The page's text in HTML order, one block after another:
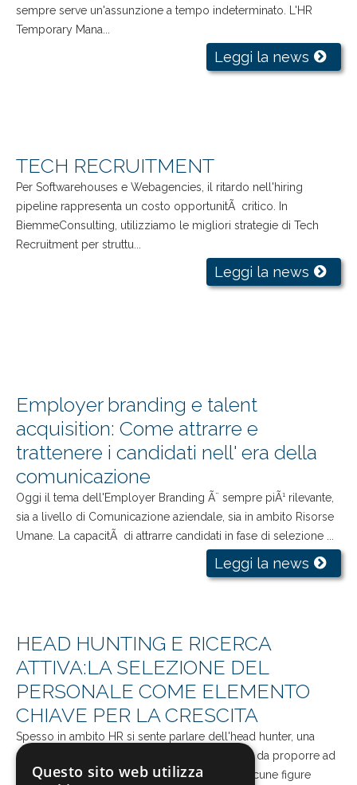
sempre serve un'assunzione a tempo indeterminato. L'HR
Temporary Mana...
Leggi la news
TECH RECRUITMENT
Per Softwarehouses e Webagencies, il ritardo nell'hiring
pipeline rappresenta un costo opportunitÃ critico. In
BiemmeConsulting, utilizziamo le migliori strategie di Tech
Recruitment per struttu...
Leggi la news
Employer branding e talent
acquisition: Come attrarre e
trattenere i candidati nell' era della
comunicazione
Oggi il tema dell'Employer Branding Ã¨ sempre piÃ¹ rilevante,
sia a livello di Comunicazione aziendale, sia in ambito Risorse
Umane. La capacitÃ di attrarre candidati in fase di selezione ...
Leggi la news
HEAD HUNTING E RICERCA
ATTIVA:LA SELEZIONE DEL
PERSONALE COME ELEMENTO
CHIAVE PER LA CRESCITA
Spesso in ambito HR si sente parlare dell'head hunter, una
figura che si occupa di trovare i talenti migliori da proporre ad
aziende e istituzioni che sono alla ricerca di alcune figure
Questo sito web utilizza